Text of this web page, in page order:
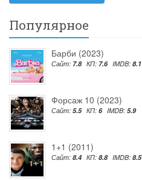
Популярное
Барби (2023)
Сайт: 7.8 КП: 7.6 IMDB: 8.1
Форсаж 10 (2023)
Сайт: 5.5 КП: 6 IMDB: 5.9
1+1 (2011)
Сайт: 8.4 КП: 8.8 IMDB: 8.5